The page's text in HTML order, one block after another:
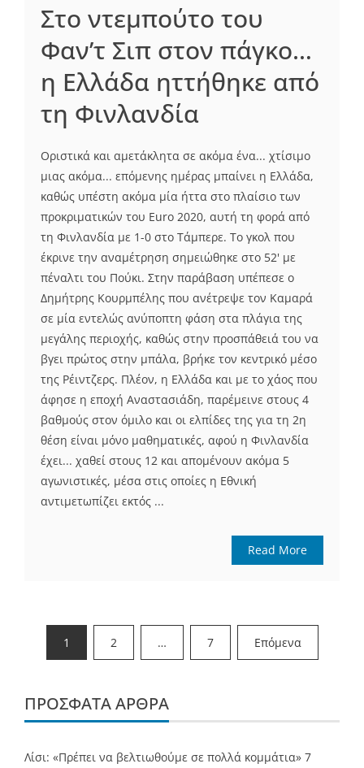
Στο ντεμπούτο του
Φαν’τ Σιπ στον πάγκο…
η Ελλάδα ηττήθηκε από
τη Φινλανδία
Οριστικά και αμετάκλητα σε ακόμα ένα... χτίσιμο
μιας ακόμα... επόμενης ημέρας μπαίνει η Ελλάδα,
καθώς υπέστη ακόμα μία ήττα στο πλαίσιο των
προκριματικών του Euro 2020, αυτή τη φορά από
τη Φινλανδία με 1-0 στο Τάμπερε. Το γκολ που
έκρινε την αναμέτρηση σημειώθηκε στο 52' με
πέναλτι του Πούκι. Στην παράβαση υπέπεσε ο
Δημήτρης Κουρμπέλης που ανέτρεψε τον Καμαρά
σε μία εντελώς ανύποπτη φάση στα πλάγια της
μεγάλης περιοχής, καθώς στην προσπάθειά του να
βγει πρώτος στην μπάλα, βρήκε τον κεντρικό μέσο
της Ρέιντζερς. Πλέον, η Ελλάδα και με το χάος που
άφησε η εποχή Αναστασιάδη, παρέμεινε στους 4
βαθμούς στον όμιλο και οι ελπίδες της για τη 2η
θέση είναι μόνο μαθηματικές, αφού η Φινλανδία
έχει... χαθεί στους 12 και απομένουν ακόμα 5
αγωνιστικές, μέσα στις οποίες η Εθνική
αντιμετωπίζει εκτός ...
Read More
Σελιδοποίηση
άρθρων
1 2 … 7 Επόμενα
ΠΡΌΣΦΑΤΑ ΆΡΘΡΑ
Λίσι: «Πρέπει να βελτιωθούμε σε πολλά κομμάτια» 7